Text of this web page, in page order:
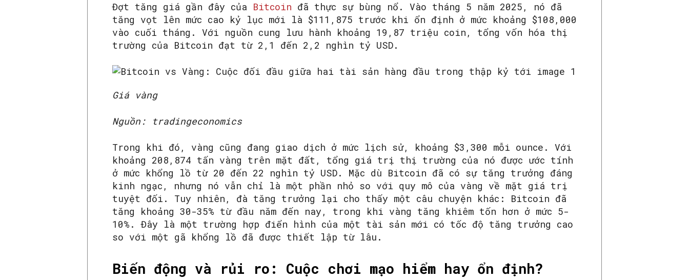
Đợt tăng giá gần đây của Bitcoin đã thực sự bùng nổ. Vào tháng 5 năm 2025, nó đã
tăng vọt lên mức cao kỷ lục mới là $111,875 trước khi ổn định ở mức khoảng $108,000
vào cuối tháng. Với nguồn cung lưu hành khoảng 19,87 triệu coin, tổng vốn hóa thị
trường của Bitcoin đạt từ 2,1 đến 2,2 nghìn tỷ USD.
Giá vàng
Nguồn: tradingeconomics
Trong khi đó, vàng cũng đang giao dịch ở mức lịch sử, khoảng $3,300 mỗi ounce. Với
khoảng 208,874 tấn vàng trên mặt đất, tổng giá trị thị trường của nó được ước tính
ở mức khổng lồ từ 20 đến 22 nghìn tỷ USD. Mặc dù Bitcoin đã có sự tăng trưởng đáng
kinh ngạc, nhưng nó vẫn chỉ là một phần nhỏ so với quy mô của vàng về mặt giá trị
tuyệt đối. Tuy nhiên, đà tăng trưởng lại cho thấy một câu chuyện khác: Bitcoin đã
tăng khoảng 30-35% từ đầu năm đến nay, trong khi vàng tăng khiêm tốn hơn ở mức 5-
10%. Đây là một trường hợp điển hình của một tài sản mới có tốc độ tăng trưởng cao
so với một gã khổng lồ đã được thiết lập từ lâu.
Biến động và rủi ro: Cuộc chơi mạo hiểm hay ổn định?